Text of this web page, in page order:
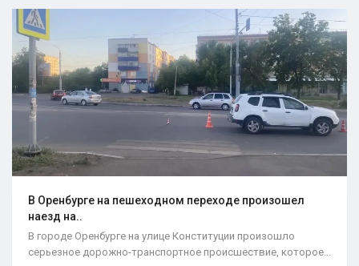
В Оренбурге на пешеходном переходе произошел
наезд на..
В городе Оренбурге на улице Конституции произошло
серьезное дорожно-транспортное происшествие, которое...